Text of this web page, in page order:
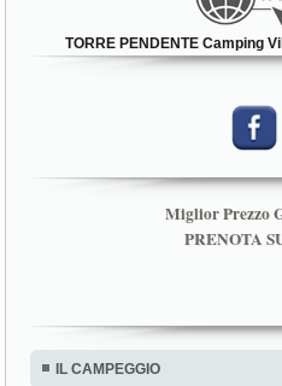
TORRE PENDENTE Camping
Miglior Prezzo
PRENOTA
IL CAMPEGGIO